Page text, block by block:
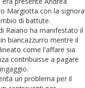
Margiotta con la signora
di battute.
Raiano ha manifestato il
biancazzurro mentre il
come l'affare sia
contribuisse a pagare
un problema per il